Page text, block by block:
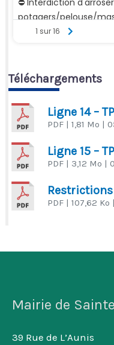
Téléchargements
Ligne 14 –
PDF | 1,81 Mo |
Ligne 15 –
PDF | 3,12 Mo |
Restrictions
PDF | 107,62 Ko
Mairie de
39 Rue de L’Aunis